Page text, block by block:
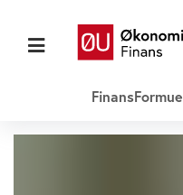
FinansFormue